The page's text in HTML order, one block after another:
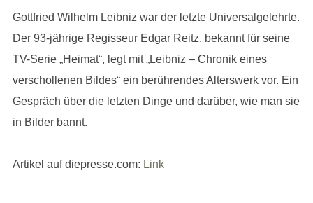
Gottfried Wilhelm Leibniz war der letzte Universalgelehrte.
Der 93-jährige Regisseur Edgar Reitz, bekannt für seine
TV-Serie „Heimat“, legt mit „Leibniz – Chronik eines
verschollenen Bildes“ ein berührendes Alterswerk vor. Ein
Gespräch über die letzten Dinge und darüber, wie man sie
in Bilder bannt.
Artikel auf diepresse.com: Link